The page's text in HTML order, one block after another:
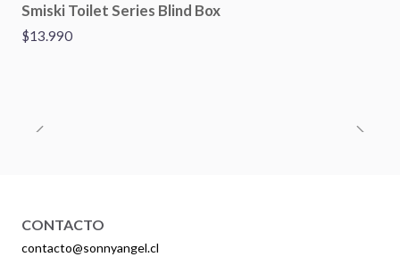
Smiski Toilet Series Blind Box
$13.990
CONTACTO
contacto@sonnyangel.cl